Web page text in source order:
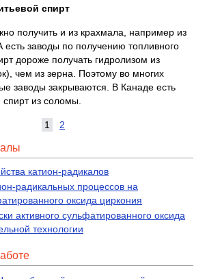
спирт
получить и из крахмала, например из
есть заводы по получению топливного
дороже получать гидролизом из
чем из зерна. Поэтому во многих
заводы закрываются. В Канаде есть
из соломы.
1 2
катион-радикалов
радикальных процессов на
оксида циркония
активного сульфатированного оксида
технологии